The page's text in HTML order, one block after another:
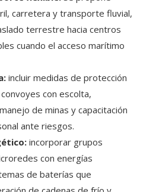
carretera y transporte fluvial,
terrestre hacia centros
cuando el acceso marítimo
incluir medidas de protección
con escolta,
de minas y capacitación
ante riesgos.
incorporar grupos
con energías
de baterías que